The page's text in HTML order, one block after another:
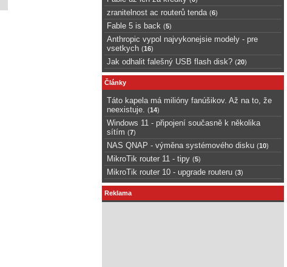
zranitelnost ac routerů tenda (6)
Fable 5 is back (5)
Anthropic vypol najvykonejsie modely - pre
vsetkych (16)
Jak odhalit falešný USB flash disk? (20)
Články
Táto kapela má milióny fanúšikov. Až na to, že
neexistuje.
(14)
Windows 11 - připojení současně k několika
sítím (7)
NAS QNAP - výměna systémového disku (10)
MikroTik router 11 - tipy (5)
MikroTik router 10 - upgrade routeru (3)
Reklama